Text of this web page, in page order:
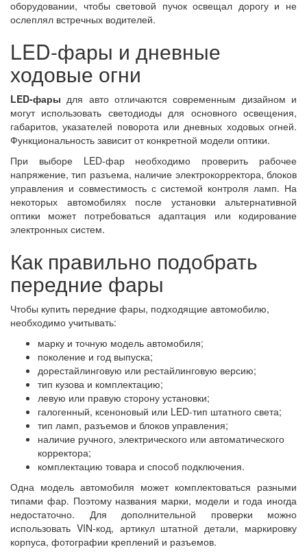
оборудовании, чтобы световой пучок освещал дорогу и не
ослеплял встречных водителей.
LED-фары и дневные
ходовые огни
LED-фары для авто отличаются современным дизайном и
могут использовать светодиоды для основного освещения,
габаритов, указателей поворота или дневных ходовых огней.
Функциональность зависит от конкретной модели оптики.
При выборе LED-фар необходимо проверить рабочее
напряжение, тип разъема, наличие электрокорректора, блоков
управления и совместимость с системой контроля ламп. На
некоторых автомобилях после установки альтернативной
оптики может потребоваться адаптация или кодирование
электронных систем.
Как правильно подобрать
передние фары
Чтобы купить передние фары, подходящие автомобилю,
необходимо учитывать:
марку и точную модель автомобиля;
поколение и год выпуска;
дорестайлинговую или рестайлинговую версию;
тип кузова и комплектацию;
левую или правую сторону установки;
галогенный, ксеноновый или LED-тип штатного света;
тип ламп, разъемов и блоков управления;
наличие ручного, электрического или автоматического
корректора;
комплектацию товара и способ подключения.
Одна модель автомобиля может комплектоваться разными
типами фар. Поэтому названия марки, модели и года иногда
недостаточно. Для дополнительной проверки можно
использовать VIN-код, артикул штатной детали, маркировку
корпуса, фотографии креплений и разъемов.